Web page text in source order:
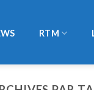
RTM